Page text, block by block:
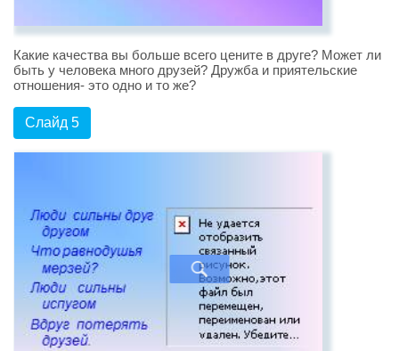
Какие качества вы больше всего цените в друге? Может ли
быть у человека много друзей? Дружба и приятельские
отношения- это одно и то же?
Слайд 5